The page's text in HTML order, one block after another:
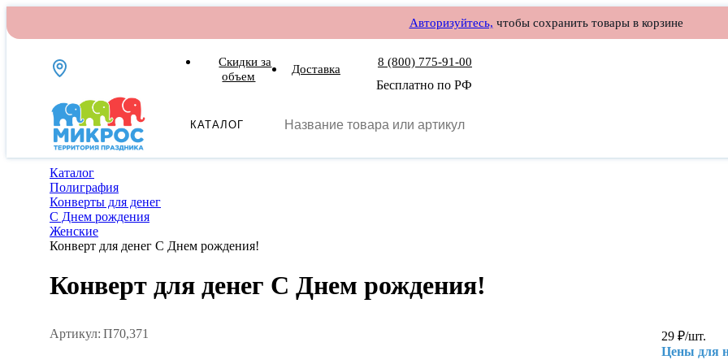
Авторизуйтесь, чтобы сохранить товары в корзине
Скидки за
объем
Доставка
8 (800) 775-91-00
Бесплатно по РФ
КАТАЛОГ
Каталог
Полиграфия
Конверты для денег
С Днем рождения
Женские
Конверт для денег С Днем рождения!
Конверт для денег С Днем рождения!
Артикул: П70,371 29₽/шт.
Цены для